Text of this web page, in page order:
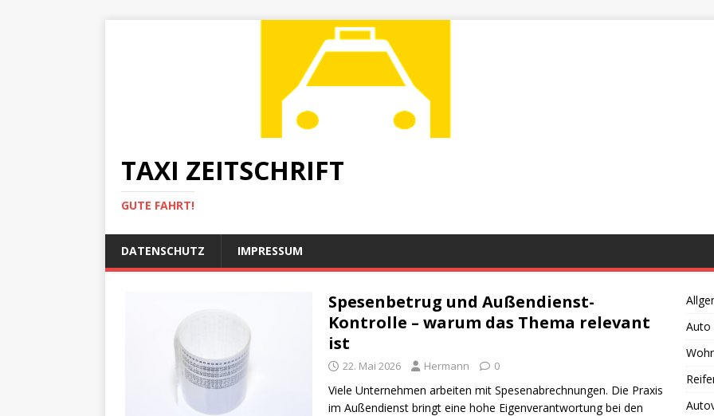
TAXI ZEITSCHRIFT
GUTE FAHRT!
DATENSCHUTZ IMPRESSUM
Spesenbetrug und Außendienst-
Kontrolle – warum das Thema relevant
ist
22. Mai 2026 Hermann 0
Viele Unternehmen arbeiten mit Spesenabrechnungen. Die Praxis
im Außendienst bringt eine hohe Eigenverantwortung bei den
Auto